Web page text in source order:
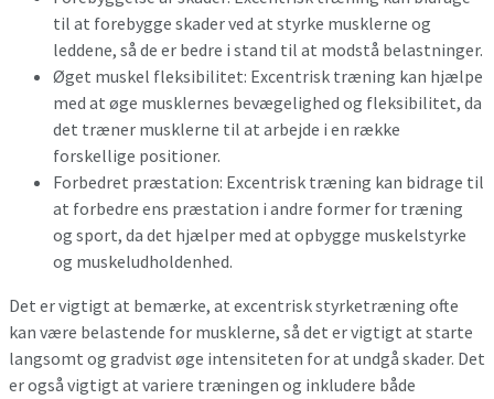
til at forebygge skader ved at styrke musklerne og
leddene, så de er bedre i stand til at modstå belastninger.
Øget muskel fleksibilitet: Excentrisk træning kan hjælpe
med at øge musklernes bevægelighed og fleksibilitet, da
det træner musklerne til at arbejde i en række
forskellige positioner.
Forbedret præstation: Excentrisk træning kan bidrage til
at forbedre ens præstation i andre former for træning
og sport, da det hjælper med at opbygge muskelstyrke
og muskeludholdenhed.
Det er vigtigt at bemærke, at excentrisk styrketræning ofte
kan være belastende for musklerne, så det er vigtigt at starte
langsomt og gradvist øge intensiteten for at undgå skader. Det
er også vigtigt at variere træningen og inkludere både